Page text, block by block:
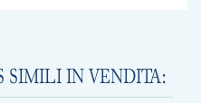
SIMILI IN VENDITA: